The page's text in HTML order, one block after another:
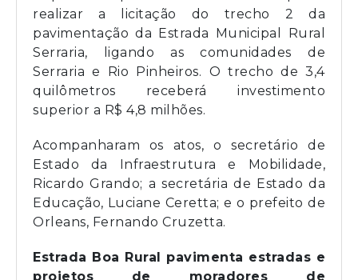
realizar a licitação do trecho 2 da
pavimentação da Estrada Municipal Rural
Serraria, ligando as comunidades de
Serraria e Rio Pinheiros. O trecho de 3,4
quilômetros receberá investimento
superior a R$ 4,8 milhões.
Acompanharam os atos, o secretário de
Estado da Infraestrutura e Mobilidade,
Ricardo Grando; a secretária de Estado da
Educação, Luciane Ceretta; e o prefeito de
Orleans, Fernando Cruzetta.
Estrada Boa Rural pavimenta estradas e
projetos de moradores de